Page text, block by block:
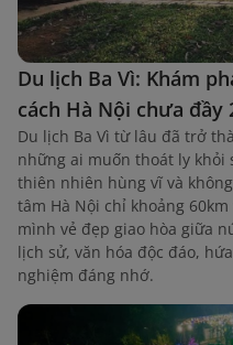
Du lịch Ba Vì: Khám
cách Hà Nội chưa đầy
Du lịch Ba Vì từ lâu đã trở
những ai muốn thoát ly khỏi
thiên nhiên hùng vĩ và
tâm Hà Nội chỉ khoảng
mình vẻ đẹp giao hòa giữa
lịch sử, văn hóa độc đáo,
nghiệm đáng nhớ.